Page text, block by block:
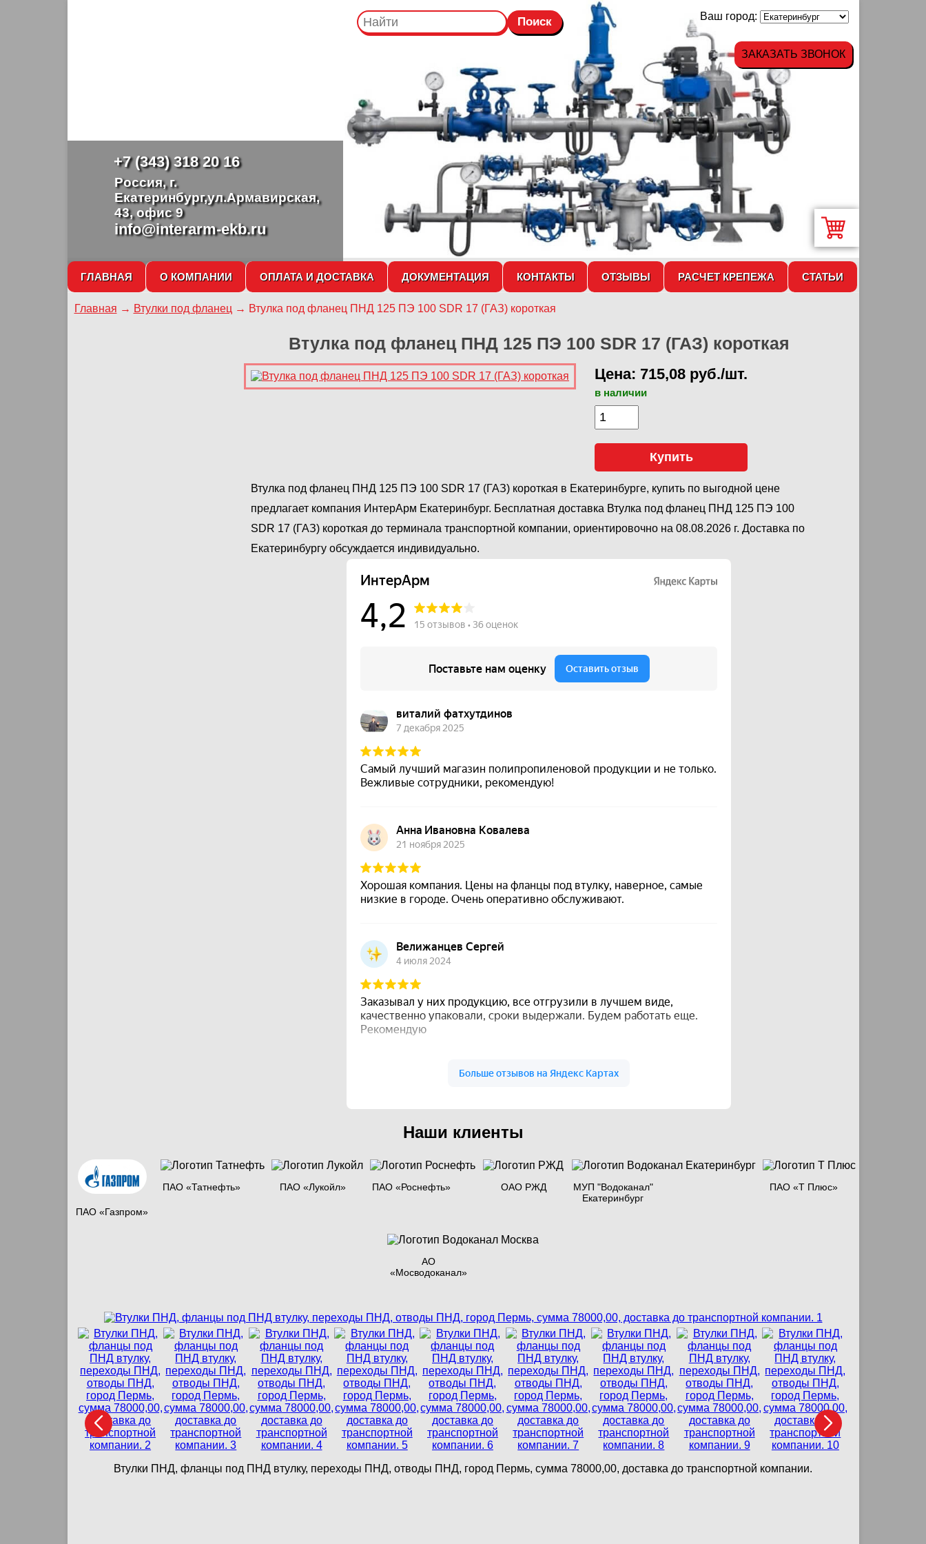
+7 (343) 318 20 16
Россия, г.
Екатеринбург,ул.Армавирская,
43, офис 9
info@interarm-ekb.ru
ЗАКАЗАТЬ ЗВОНОК
Ваш город:
ГЛАВНАЯ О КОМПАНИИ ОПЛАТА И ДОСТАВКА ДОКУМЕНТАЦИЯ КОНТАКТЫ ОТЗЫВЫ РАСЧЕТ КРЕПЕЖА СТАТЬИ
Главная → Втулки под фланец → Втулка под фланец ПНД 125 ПЭ 100 SDR 17 (ГАЗ) короткая
Втулка под фланец ПНД 125 ПЭ 100 SDR 17 (ГАЗ) короткая
Цена: 715,08 руб./шт.
в наличии
Купить
Втулка под фланец ПНД 125 ПЭ 100 SDR 17 (ГАЗ) короткая в Екатеринбурге, купить по выгодной цене
предлагает компания ИнтерАрм Екатеринбург. Бесплатная доставка Втулка под фланец ПНД 125 ПЭ 100
SDR 17 (ГАЗ) короткая до терминала транспортной компании, ориентировочно на 08.08.2026 г. Доставка по
Екатеринбургу обсуждается индивидуально.
Наши клиенты
ПАО «Газпром»
ПАО «Татнефть» ПАО «Лукойл» ПАО «Роснефть» ОАО РЖД
МУП "Водоканал"
Екатеринбург
ПАО «Т Плюс»
АО
«Мосводоканал»
Втулки ПНД, фланцы под ПНД втулку, переходы ПНД, отводы ПНД, город Пермь, сумма 78000,00, доставка до транспортной компании.